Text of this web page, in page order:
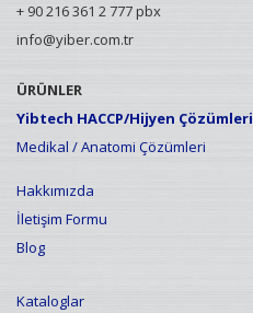
+ 90 216 361 2 777 pbx
info@yiber.com.tr
ÜRÜNLER
Yibtech HACCP/Hijyen Çözümleri
Medikal / Anatomi Çözümleri
Hakkımızda
İletişim Formu
Blog
Kataloglar